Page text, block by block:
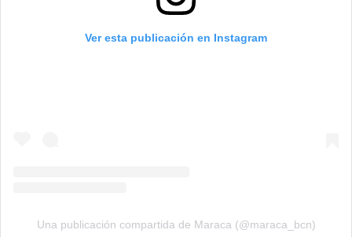
Ver esta publicación en Instagram
Una publicación compartida de Maraca (@maraca_bcn)